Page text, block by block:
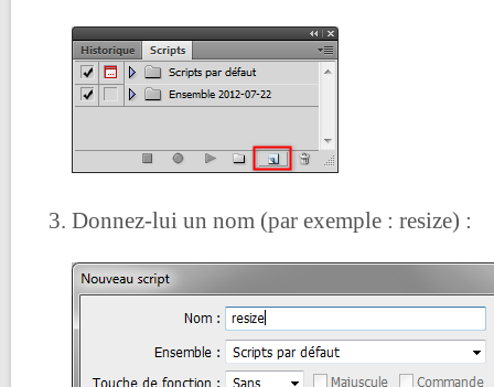
Donnez-lui un nom (par exemple : resize) :